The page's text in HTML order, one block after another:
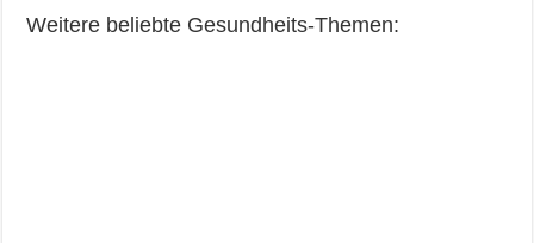
Weitere beliebte Gesundheits-Themen: